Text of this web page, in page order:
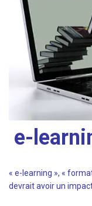
e-
« e-learning », «
devrait avoir un